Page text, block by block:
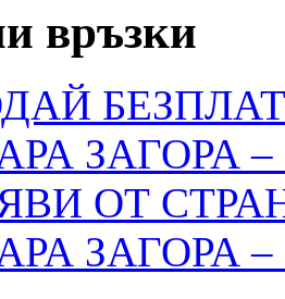
връзки
ЗАГОРА
ОТ
ЗАГОРА